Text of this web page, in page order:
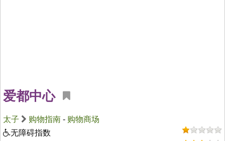
爱都中心
太子 购物指南 - 购物商场
无障碍指数